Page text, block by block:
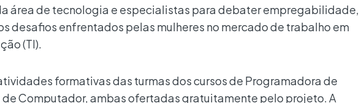
área de tecnologia e especialistas para debater empregabilidade,
desafios enfrentados pelas mulheres no mercado de trabalho em
(TI).
formativas das turmas dos cursos de Programadora de
de Computador, ambas ofertadas gratuitamente pelo projeto. A